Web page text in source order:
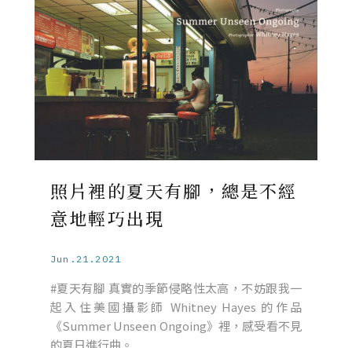
照片裡的夏天有腳，總是不經
意地輕巧出現
Jun.21.2021
#夏天有腳 真實的季節侵略性太高，不妨跟我一
起入住美國攝影師 Whitney Hayes 的作品
《Summer Unseen Ongoing》裡，感受看不見
的夏日進行曲。